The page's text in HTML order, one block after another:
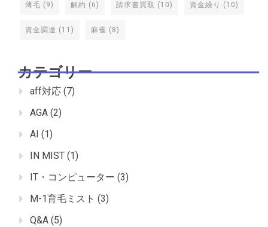
薄毛 (9) 解約 (6) 請求書買取 (10) 資金繰り (10)
資金調達 (11) 麻雀 (8)
カテゴリー
aff対応 (7)
AGA (2)
AI (1)
IN MIST (1)
IT・コンピューター (3)
M-1育毛ミスト (3)
Q&A (5)